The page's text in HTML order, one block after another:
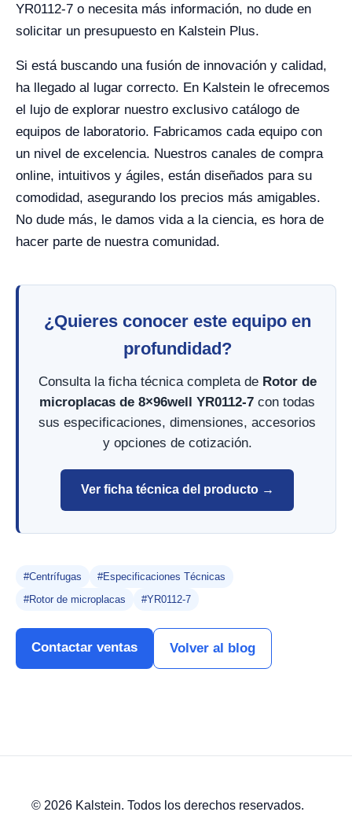
YR0112-7 o necesita más información, no dude en
solicitar un presupuesto en Kalstein Plus.
Si está buscando una fusión de innovación y calidad,
ha llegado al lugar correcto. En Kalstein le ofrecemos
el lujo de explorar nuestro exclusivo catálogo de
equipos de laboratorio. Fabricamos cada equipo con
un nivel de excelencia. Nuestros canales de compra
online, intuitivos y ágiles, están diseñados para su
comodidad, asegurando los precios más amigables.
No dude más, le damos vida a la ciencia, es hora de
hacer parte de nuestra comunidad.
¿Quieres conocer este equipo en
profundidad?
Consulta la ficha técnica completa de Rotor de
microplacas de 8×96well YR0112-7 con todas
sus especificaciones, dimensiones, accesorios
y opciones de cotización.
Ver ficha técnica del producto →
#Centrífugas
#Especificaciones Técnicas
#Rotor de microplacas
#YR0112-7
Contactar ventas Volver al blog
© 2026 Kalstein. Todos los derechos reservados.